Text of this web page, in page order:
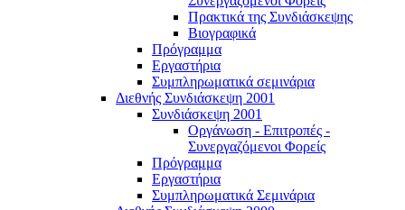
Πρακτικά της Συνδιάσκεψης
Βιογραφικά
Πρόγραμμα
Εργαστήρια
Συμπληρωματικά σεμινάρια
Διεθνής Συνδιάσκεψη 2001
Συνδιάσκεψη 2001
Οργάνωση - Επιτροπές -
Συνεργαζόμενοι Φορείς
Πρόγραμμα
Εργαστήρια
Συμπληρωματικά Σεμινάρια